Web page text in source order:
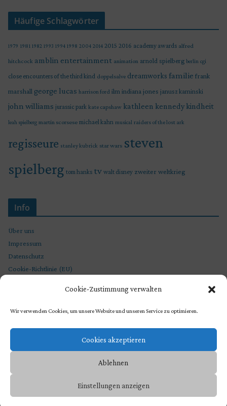
Cookie-Zustimmung verwalten
Wir verwenden Cookies, um unsere Website und unseren Service zu optimieren.
Cookies akzeptieren
Ablehnen
Einstellungen anzeigen
Häufige Schlagwörter
1979 1981 1982 1993 1994 1998 2004 2014 2015 2016 academy awards alfred
hitchcock amblin entertainment animation arnold spielberg berlin cgi
close encounters of the third kind doppelsalve dreamworks familie frank
marshall george lucas harrison ford ilm indiana jones janusz kaminski
john williams jurassic park kate capshaw kathleen kennedy kindheit
leah spielberg martin scorsese michael kahn musical raiders of the lost ark
regisseure stanley kubrick star wars steven
spielberg tom hanks tv walt disney zweiter weltkrieg
Info
Über uns
Impressum
Datenschutz
Cookie-Richtlinie (EU)
Copyright © 2026
WordPress.